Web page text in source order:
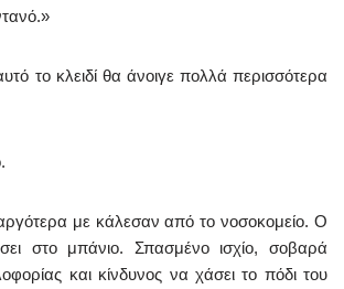
το κλειδί θα άνοιγε πολλά περισσότερα
με κάλεσαν από το νοσοκομείο. Ο
στο μπάνιο. Σπασμένο ισχίο, σοβαρά
και κίνδυνος να χάσει το πόδι του